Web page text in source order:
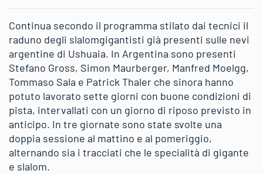
Continua secondo il programma stilato dai tecnici il
raduno degli slalomgigantisti già presenti sulle nevi
argentine di Ushuaia. In Argentina sono presenti
Stefano Gross, Simon Maurberger, Manfred Moelgg,
Tommaso Sala e Patrick Thaler che sinora hanno
potuto lavorato sette giorni con buone condizioni di
pista, intervallati con un giorno di riposo previsto in
anticipo. In tre giornate sono state svolte una
doppia sessione al mattino e al pomeriggio,
alternando sia i tracciati che le specialità di gigante
e slalom.